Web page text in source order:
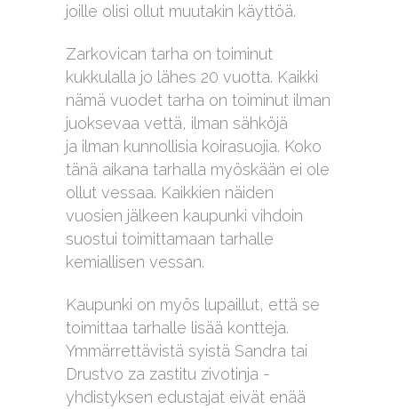
joille olisi ollut muutakin käyttöä.
Zarkovican tarha on toiminut
kukkulalla jo lähes 20 vuotta. Kaikki
nämä vuodet tarha on toiminut ilman
juoksevaa vettä, ilman sähköjä
ja ilman kunnollisia koirasuojia. Koko
tänä aikana tarhalla myöskään ei ole
ollut vessaa. Kaikkien näiden
vuosien jälkeen kaupunki vihdoin
suostui toimittamaan tarhalle
kemiallisen vessan.
Kaupunki on myös lupaillut, että se
toimittaa tarhalle lisää kontteja.
Ymmärrettävistä syistä Sandra tai
Drustvo za zastitu zivotinja -
yhdistyksen edustajat eivät enää